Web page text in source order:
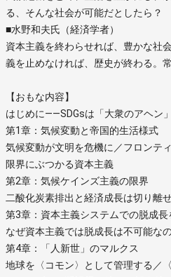
る、そんな社会が可能だとしたら？
■水野和夫氏（経済学者）
資本主義を終わらせれば、豊かな社
義を止めなければ、歴史が終わる。
【おもな内容】
はじめに――SDGsは「大衆のアヘン
第1章：気候変動と帝国的生活様式
気候変動が文明を危機に／フロンテ
限界にぶつかる資本主義
第2章：気候ケインズ主義の限界
二酸化炭素排出と経済成長は切り離
第3章：資本主義システムでの脱成長
なぜ資本主義では脱成長は不可能な
第4章：「人新世」のマルクス
地球を〈コモン〉として管理する／